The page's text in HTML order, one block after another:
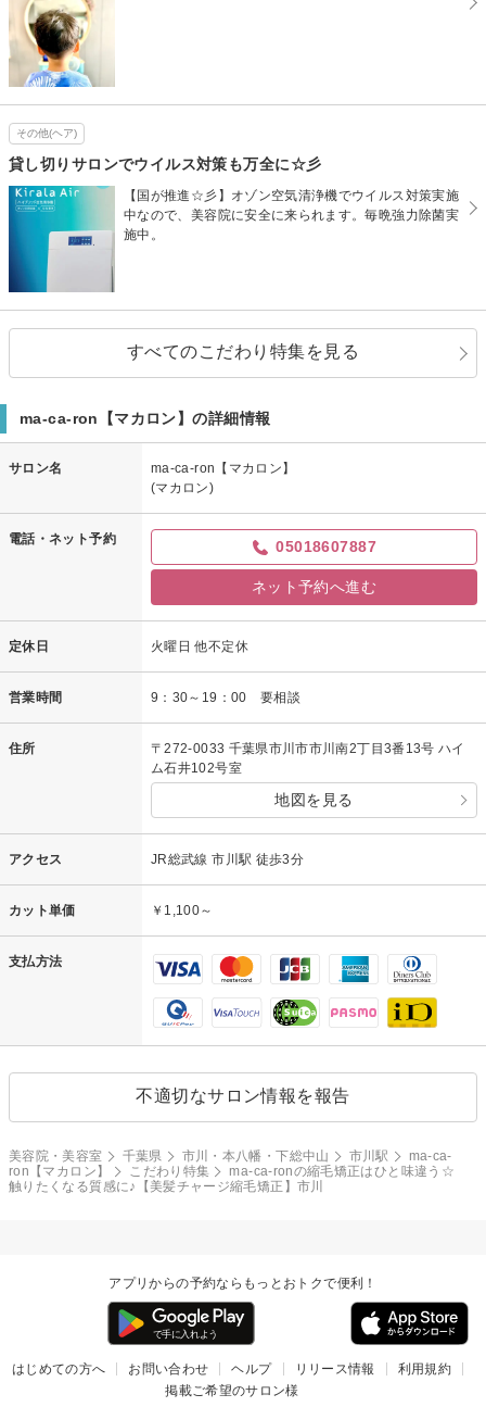
その他(ヘア)
貸し切りサロンでウイルス対策も万全に☆彡
【国が推進☆彡】オゾン空気清浄機でウイルス対策実施
中なので、美容院に安全に来られます。毎晩強力除菌実
施中。
すべてのこだわり特集を見る
ma-ca-ron【マカロン】の詳細情報
サロン名
ma-ca-ron【マカロン】
(マカロン)
電話・ネット予約 05018607887
ネット予約へ進む
定休日 火曜日 他不定休
営業時間 9：30～19：00 要相談
住所
〒272-0033 千葉県市川市市川南2丁目3番13号 ハイ
ム石井102号室
地図を見る
アクセス JR総武線 市川駅 徒歩3分
カット単価 ￥1,100～
支払方法
不適切なサロン情報を報告
美容院・美容室 千葉県 市川・本八幡・下総中山 市川駅
ma-ca-
ron【マカロン】
こだわり特集
ma-ca-ronの縮毛矯正はひと味違う☆
触りたくなる質感に♪【美髪チャージ縮毛矯正】市川
アプリからの予約ならもっとおトクで便利！
はじめての方へ お問い合わせ ヘルプ リリース情報
利用規約
掲載ご希望のサロン様